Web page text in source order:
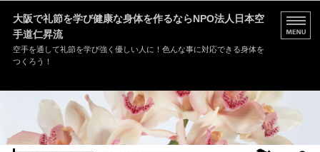
大阪で礼節を学び健康な身体を作るならNPO法人日本空
手道仁昇流
空手を通して礼節を学び強く優しい人に！色んな事に対応できる身体を
つくろう！
HOME
道場案内